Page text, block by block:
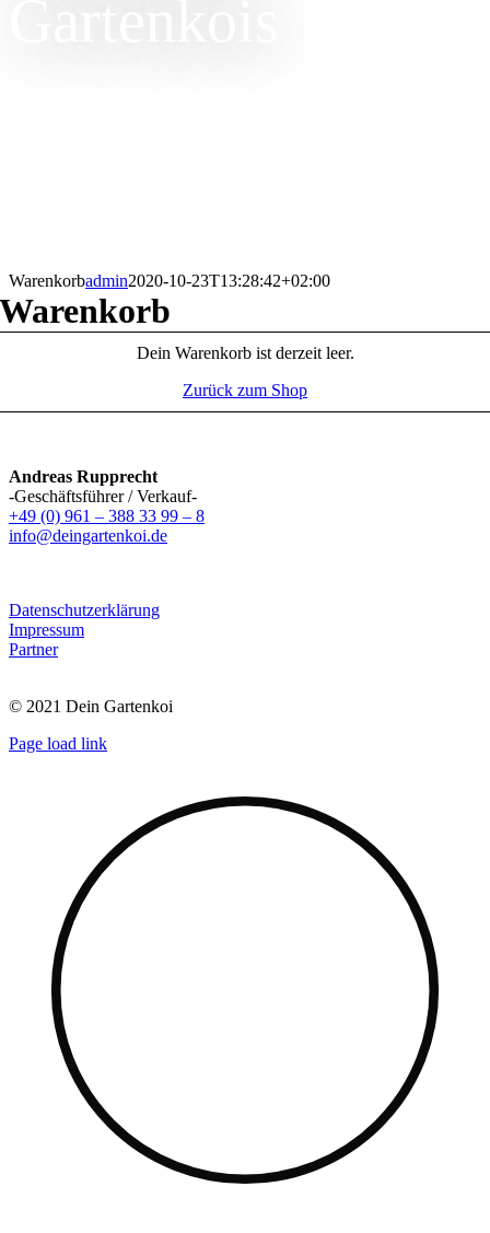
Warenkorbadmin2020-10-23T13:28:42+02:00
Warenkorb
Dein Warenkorb ist derzeit leer.
Zurück zum Shop
Andreas Rupprecht
-Geschäftsführer / Verkauf-
+49 (0) 961 – 388 33 99 – 8
info@deingartenkoi.de
Datenschutzerklärung
Impressum
Partner
© 2021 Dein Gartenkoi
Page load link